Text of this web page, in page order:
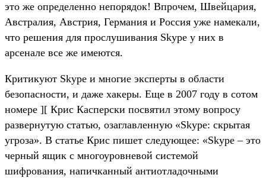
это же определенно непорядок! Впрочем, Швейцария,
Австралия, Австрия, Германия и Россия уже намекали,
что решения для прослушивания Skype у них в
арсенале все же имеются.
Критикуют Skype и многие эксперты в области
безопасности, и даже хакеры. Еще в 2007 году в сотом
номере ][ Крис Касперски посвятил этому вопросу
развернутую статью, озаглавленную «Skype: скрытая
угроза». В статье Крис пишет следующее: «Skype – это
черный ящик с многоуровневой системой
шифрования, напичканный антиотладочными